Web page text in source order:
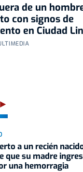
de un
con signos de
en Ciudad
a un recién
que su madre
una hemorragia